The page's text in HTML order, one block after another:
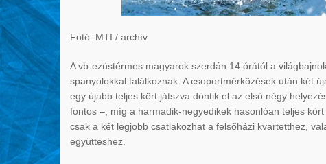
Fotó: MTI / archív
A vb-ezüstérmes magyarok szerdán 14 órától a
spanyolokkal találkoznak. A csoportmérkőzések után két
egy újabb teljes kört játszva döntik el az első négy
fontos –, míg a harmadik-negyedikek hasonlóan teljes
csak a két legjobb csatlakozhat a felsőházi kvartetthez,
együtteshez.